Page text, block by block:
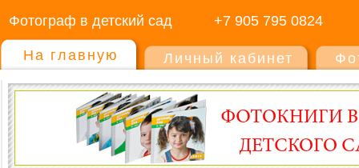
Фотограф в детский сад +7 905 795 0824
На главную Личный кабинет